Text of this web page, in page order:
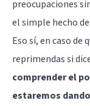
preocupaciones
el simple hecho
Eso sí, en caso
reprimendas si
comprender el
estaremos